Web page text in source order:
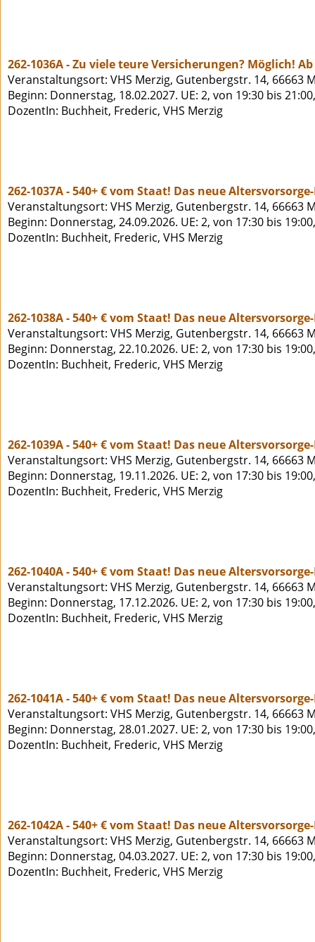
262-1036A - Zu viele teure Versicherungen? Möglich!
Veranstaltungsort: VHS Merzig, Gutenbergstr. 14, 66663
Beginn: Donnerstag, 18.02.2027. UE: 2, von 19:30 bis
DozentIn: Buchheit, Frederic, VHS Merzig
262-1037A - 540+ € vom Staat! Das neue
Veranstaltungsort: VHS Merzig, Gutenbergstr. 14, 66663
Beginn: Donnerstag, 24.09.2026. UE: 2, von 17:30 bis
DozentIn: Buchheit, Frederic, VHS Merzig
262-1038A - 540+ € vom Staat! Das neue
Veranstaltungsort: VHS Merzig, Gutenbergstr. 14, 66663
Beginn: Donnerstag, 22.10.2026. UE: 2, von 17:30 bis
DozentIn: Buchheit, Frederic, VHS Merzig
262-1039A - 540+ € vom Staat! Das neue
Veranstaltungsort: VHS Merzig, Gutenbergstr. 14, 66663
Beginn: Donnerstag, 19.11.2026. UE: 2, von 17:30 bis
DozentIn: Buchheit, Frederic, VHS Merzig
262-1040A - 540+ € vom Staat! Das neue
Veranstaltungsort: VHS Merzig, Gutenbergstr. 14, 66663
Beginn: Donnerstag, 17.12.2026. UE: 2, von 17:30 bis
DozentIn: Buchheit, Frederic, VHS Merzig
262-1041A - 540+ € vom Staat! Das neue
Veranstaltungsort: VHS Merzig, Gutenbergstr. 14, 66663
Beginn: Donnerstag, 28.01.2027. UE: 2, von 17:30 bis
DozentIn: Buchheit, Frederic, VHS Merzig
262-1042A - 540+ € vom Staat! Das neue
Veranstaltungsort: VHS Merzig, Gutenbergstr. 14, 66663
Beginn: Donnerstag, 04.03.2027. UE: 2, von 17:30 bis
DozentIn: Buchheit, Frederic, VHS Merzig